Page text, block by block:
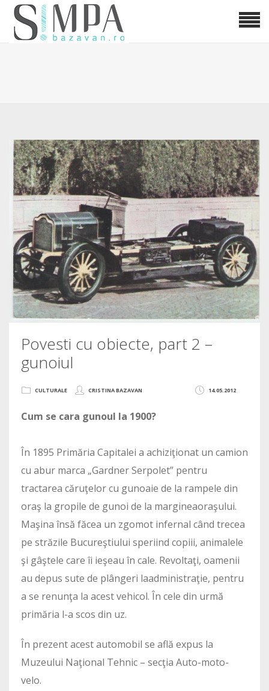
Povesti cu obiecte, part 2 –
gunoiul
14.05.2012
CULTURALE CRISTINA BAZAVAN
Cum se cara gunoul la 1900?
În 1895 Primăria Capitalei a achiziţionat un camion
cu abur marca „Gardner Serpolet” pentru
tractarea căruţelor cu gunoaie de la rampele din
oraş la gropile de gunoi de la margineaoraşului.
Maşina însă făcea un zgomot infernal când trecea
pe străzile Bucureştiului speriind copiii, animalele
şi gâştele care îi ieşeau în cale. Revoltaţi, oamenii
au depus sute de plângeri laadministraţie, pentru
a se renunţa la acest vehicol. În cele din urmă
primăria l-a scos din uz.
În prezent acest automobil se află expus la
Muzeului Naţional Tehnic – secţia Auto-moto-
velo.